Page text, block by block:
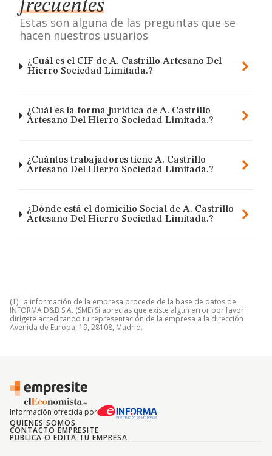
frecuentes
Estas son alguna de las preguntas que se
hacen nuestros usuarios
¿Cuál es el CIF de A. Castrillo Artesano Del
Hierro Sociedad Limitada.?
¿Cuál es la forma jurídica de A. Castrillo
Artesano Del Hierro Sociedad Limitada.?
¿Cuántos trabajadores tiene A. Castrillo
Artesano Del Hierro Sociedad Limitada.?
¿Dónde está el domicilio Social de A. Castrillo
Artesano Del Hierro Sociedad Limitada.?
(1) La información de la empresa procede de la base de datos de
INFORMA D&B S.A. (SME) Si aprecias que existe algún error por favor
dirígete acreditando tu representación de la empresa a la dirección
Avenida de Europa, 19, 28108, Madrid.
Información ofrecida por
QUIENES SOMOS
CONTACTO EMPRESITE
PUBLICA O EDITA TU EMPRESA